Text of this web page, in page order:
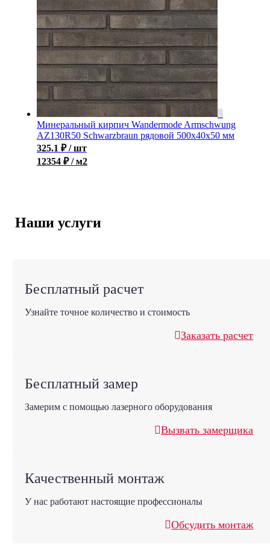
Минеральный кирпич Wandermode Armschwung
AZ130R50 Schwarzbraun рядовой 500x40x50 мм
325.1 ₽ / шт
12354 ₽ / м2
Наши услуги
Бесплатный расчет
Узнайте точное количество и стоимость
Заказать расчет
Бесплатный замер
Замерим с помощью лазерного оборудования
Вызвать замерщика
Качественный монтаж
У нас работают настоящие профессионалы
Обсудить монтаж